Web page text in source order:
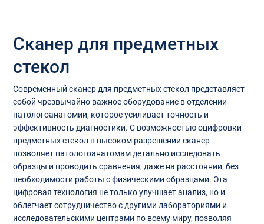
Сканер для предметных
стекол
Современный сканер для предметных стекол представляет
собой чрезвычайно важное оборудование в отделении
патологоанатомии, которое усиливает точность и
эффективность диагностики. С возможностью оцифровки
предметных стекол в высоком разрешении сканер
позволяет патологоанатомам детально исследовать
образцы и проводить сравнения, даже на расстоянии, без
необходимости работы с физическими образцами. Эта
цифровая технология не только улучшает анализ, но и
облегчает сотрудничество с другими лабораториями и
исследовательскими центрами по всему миру, позволяя